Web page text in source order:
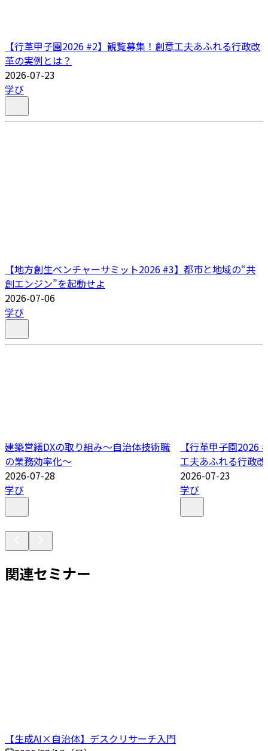
【行革甲子園2026 #2】観覧募集！創意工夫あふれる行政改
革の実例とは？
2026-07-23
学び
【地方創生ベンチャーサミット2026 #3】都市と地域の“共
創エンジン”を起動せよ
2026-07-06
学び
建築営繕DXの取り組み～自治体技術職
の業務効率化～
2026-07-28
学び
【行革甲子園2026
工夫あふれる行政
2026-07-23
学び
関連セミナー
【生成AI×自治体】デスクリサーチ入門